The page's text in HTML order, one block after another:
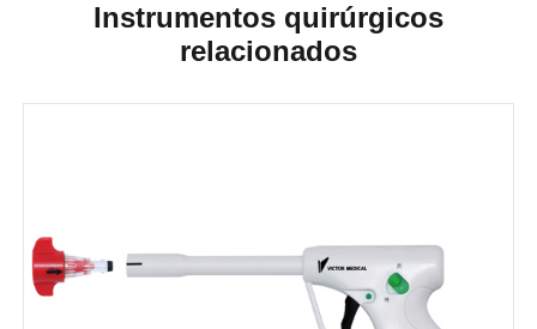
Instrumentos quirúrgicos
relacionados